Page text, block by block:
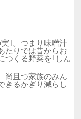
｣。つまり味噌汁
たりでは昔からお
つくる野菜を｢しん
尚且つ家族のみん
きるかぎり減らし